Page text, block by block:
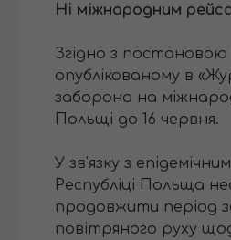
Ні міжнародним
Згідно з постановою
опублікованому в
заборона на
Польщі до 16 червня.
У зв'язку з
Республіці Польща
продовжити період
повітряного руху